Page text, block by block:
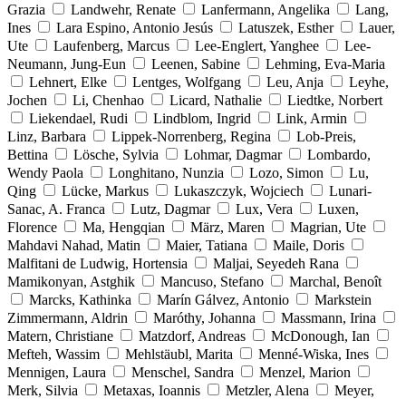
Grazia
Landwehr, Renate Lanfermann, Angelika
Lang,
Ines
Lara Espino, Antonio Jesús Latuszek, Esther
Lauer,
Ute
Laufenberg, Marcus Lee-Englert, Yanghee
Lee-
Neumann, Jung-Eun
Leenen, Sabine
Lehming, Eva-Maria
Lehnert, Elke
Lentges, Wolfgang Leu, Anja
Leyhe,
Jochen
Li, Chenhao Licard, Nathalie
Liedtke, Norbert
Liekendael, Rudi
Lindblom, Ingrid
Link, Armin
Linz, Barbara
Lippek-Norrenberg, Regina
Lob-Preis,
Bettina
Lösche, Sylvia Lohmar, Dagmar
Lombardo,
Wendy Paola
Longhitano, Nunzia Lozo, Simon
Lu,
Qing
Lücke, Markus Lukaszczyk, Wojciech
Lunari-
Sanac, A. Franca
Lutz, Dagmar Lux, Vera
Luxen,
Florence
Ma, Hengqian März, Maren
Magrian, Ute
Mahdavi Nahad, Matin
Maier, Tatiana
Maile, Doris
Malfitani de Ludwig, Hortensia
Maljai, Seyedeh Rana
Mamikonyan, Astghik
Mancuso, Stefano
Marchal, Benoît
Marcks, Kathinka
Marín Gálvez, Antonio
Markstein
Zimmermann, Aldrin
Maróthy, Johanna
Massmann, Irina
Matern, Christiane
Matzdorf, Andreas
McDonough, Ian
Mefteh, Wassim
Mehlstäubl, Marita
Menné-Wiska, Ines
Mennigen, Laura
Menschel, Sandra
Menzel, Marion
Merk, Silvia
Metaxas, Ioannis Metzler, Alena
Meyer,